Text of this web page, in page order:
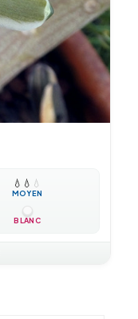
💧 💧 💧
MOYEN
BLANC